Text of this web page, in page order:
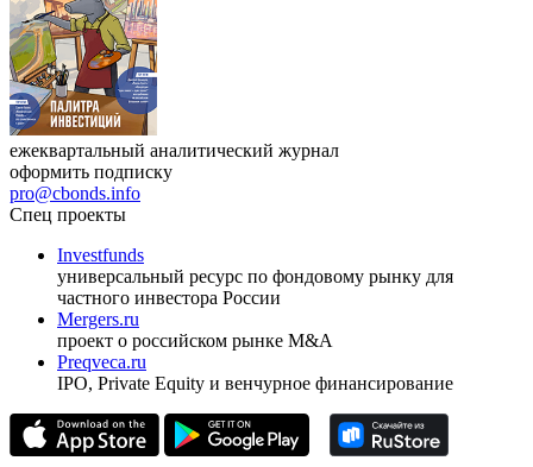
ежеквартальный аналитический журнал
оформить подписку
pro@cbonds.info
Спец проекты
Investfunds
универсальный ресурс по фондовому рынку для
частного инвестора России
Mergers.ru
проект о российском рынке M&A
Preqveca.ru
IPO, Private Equity и венчурное финансирование